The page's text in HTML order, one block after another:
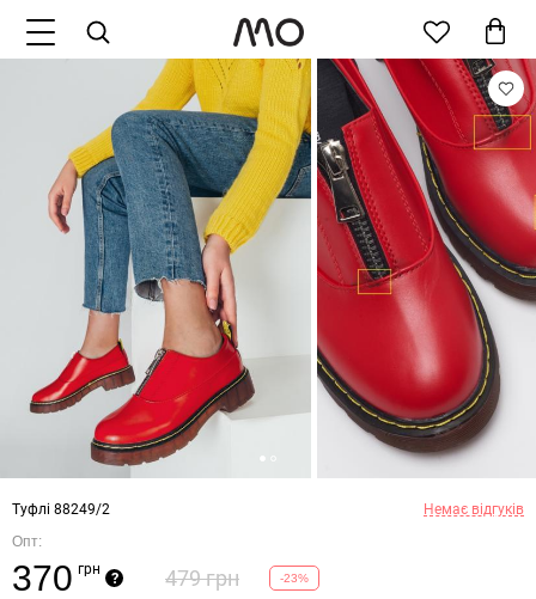
Туфлі 88249/2
Немає відгуків
Опт:
370 грн
? 479 грн -23%